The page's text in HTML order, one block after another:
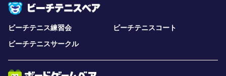
ビーチテニス練習会
ビーチテニスコート
ビーチテニスサークル